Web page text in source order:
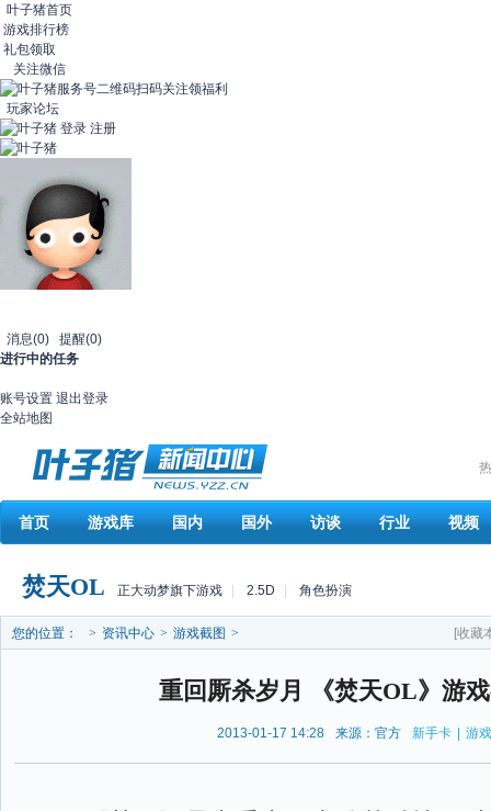
叶子猪首页
游戏排行榜
礼包领取
关注微信
扫码关注领福利
玩家论坛
登录 注册
消息(0) 提醒(0)
进行中的任务
账号设置 退出登录
全站地图
首页 游戏库 国内 国外 访谈 行业 视频
焚天OL 正大动梦旗下游戏 2.5D 角色扮演
您的位置： > 资讯中心 > 游戏截图 > [收藏
重回厮杀岁月 《焚天OL》游
2013-01-17 14:28 来源：官方 新手卡 游